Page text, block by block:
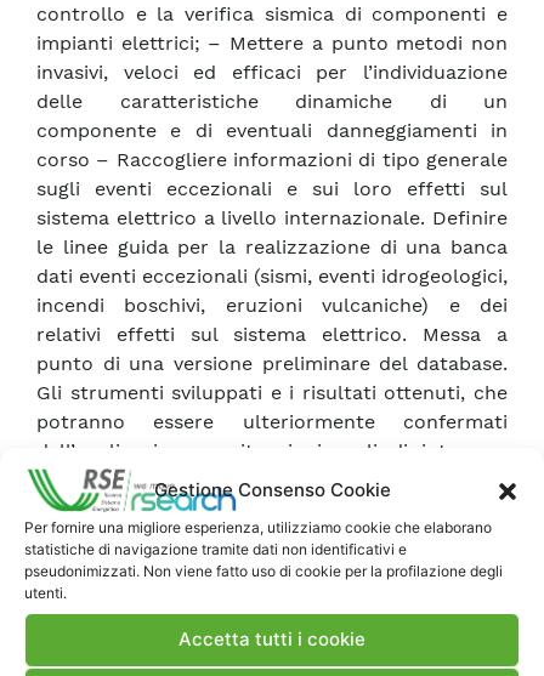
Gestione Consenso Cookie
Per fornire una migliore esperienza, utilizziamo cookie che elaborano
statistiche di navigazione tramite dati non identificativi e
pseudonimizzati. Non viene fatto uso di cookie per la profilazione degli
utenti.
Accetta tutti i cookie
controllo e la verifica sismica di componenti e
impianti elettrici; – Mettere a punto metodi non
invasivi, veloci ed efficaci per l’individuazione
delle caratteristiche dinamiche di un
componente e di eventuali danneggiamenti in
corso – Raccogliere informazioni di tipo generale
sugli eventi eccezionali e sui loro effetti sul
sistema elettrico a livello internazionale. Definire
le linee guida per la realizzazione di una banca
dati eventi eccezionali (sismi, eventi idrogeologici,
incendi boschivi, eruzioni vulcaniche) e dei
relativi effetti sul sistema elettrico. Messa a
punto di una versione preliminare del database.
Gli strumenti sviluppati e i risultati ottenuti, che
potranno essere ulteriormente confermati
dall’applicazione a situazioni reali di interesse
delle Utility, consentiranno, ad esempio, di
affrontare la pianificazione ottimale degli
interventi di adeguamento sismico delle stazioni
e una valutazione della situazione in seguito ad
eventi eccezionali.